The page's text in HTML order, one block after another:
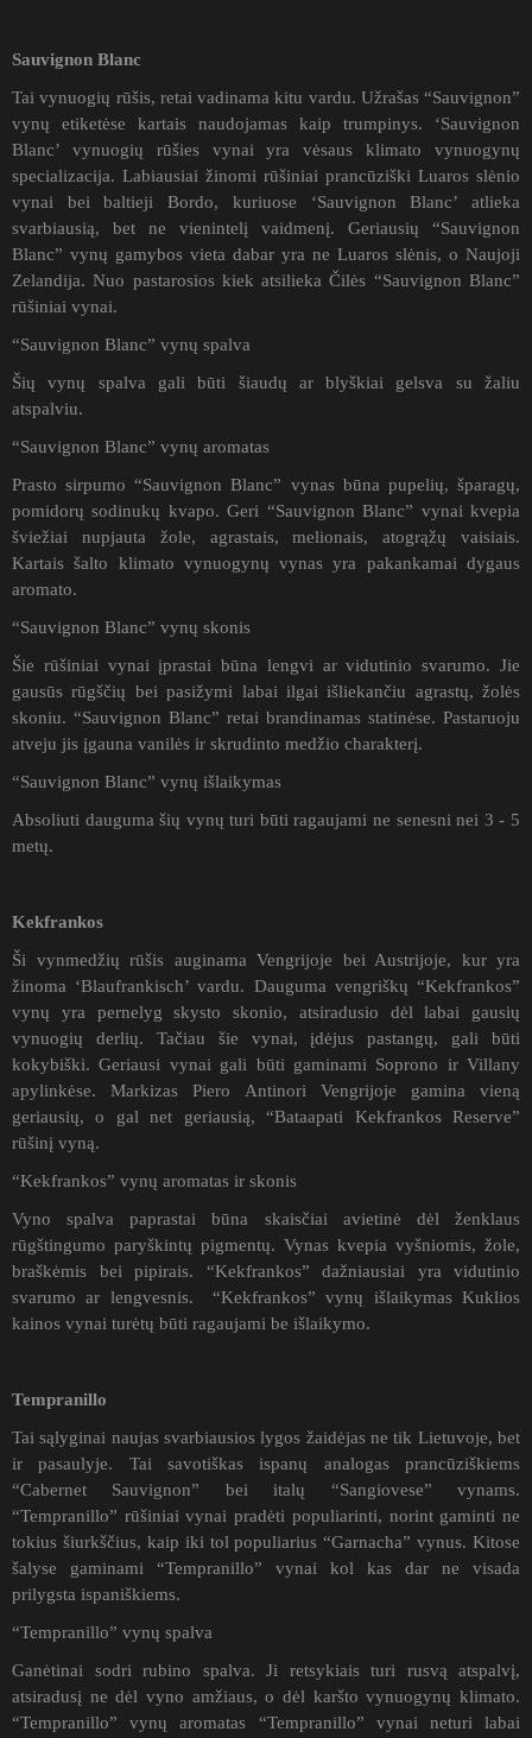
Sauvignon Blanc
Tai vynuogių rūšis, retai vadinama kitu vardu. Užrašas “Sauvignon”
vynų etiketėse kartais naudojamas kaip trumpinys. ‘Sauvignon
Blanc’ vynuogių rūšies vynai yra vėsaus klimato vynuogynų
specializacija. Labiausiai žinomi rūšiniai prancūziški Luaros slėnio
vynai bei baltieji Bordo, kuriuose ‘Sauvignon Blanc’ atlieka
svarbiausią, bet ne vienintelį vaidmenį. Geriausių “Sauvignon
Blanc” vynų gamybos vieta dabar yra ne Luaros slėnis, o Naujoji
Zelandija. Nuo pastarosios kiek atsilieka Čilės “Sauvignon Blanc”
rūšiniai vynai.
“Sauvignon Blanc” vynų spalva
Šių vynų spalva gali būti šiaudų ar blyškiai gelsva su žaliu
atspalviu.
“Sauvignon Blanc” vynų aromatas
Prasto sirpumo “Sauvignon Blanc” vynas būna pupelių, šparagų,
pomidorų sodinukų kvapo. Geri “Sauvignon Blanc” vynai kvepia
šviežiai nupjauta žole, agrastais, melionais, atogrąžų vaisiais.
Kartais šalto klimato vynuogynų vynas yra pakankamai dygaus
aromato.
“Sauvignon Blanc” vynų skonis
Šie rūšiniai vynai įprastai būna lengvi ar vidutinio svarumo. Jie
gausūs rūgščių bei pasižymi labai ilgai išliekančiu agrastų, žolės
skoniu. “Sauvignon Blanc” retai brandinamas statinėse. Pastaruoju
atveju jis įgauna vanilės ir skrudinto medžio charakterį.
“Sauvignon Blanc” vynų išlaikymas
Absoliuti dauguma šių vynų turi būti ragaujami ne senesni nei 3 - 5
metų.
Kekfrankos
Ši vynmedžių rūšis auginama Vengrijoje bei Austrijoje, kur yra
žinoma ‘Blaufrankisch’ vardu. Dauguma vengriškų “Kekfrankos”
vynų yra pernelyg skysto skonio, atsiradusio dėl labai gausių
vynuogių derlių. Tačiau šie vynai, įdėjus pastangų, gali būti
kokybiški. Geriausi vynai gali būti gaminami Soprono ir Villany
apylinkėse. Markizas Piero Antinori Vengrijoje gamina vieną
geriausių, o gal net geriausią, “Bataapati Kekfrankos Reserve”
rūšinį vyną.
“Kekfrankos” vynų aromatas ir skonis
Vyno spalva paprastai būna skaisčiai avietinė dėl ženklaus
rūgštingumo paryškintų pigmentų. Vynas kvepia vyšniomis, žole,
braškėmis bei pipirais. “Kekfrankos” dažniausiai yra vidutinio
svarumo ar lengvesnis. “Kekfrankos” vynų išlaikymas Kuklios
kainos vynai turėtų būti ragaujami be išlaikymo.
Tempranillo
Tai sąlyginai naujas svarbiausios lygos žaidėjas ne tik Lietuvoje, bet
ir pasaulyje. Tai savotiškas ispanų analogas prancūziškiems
“Cabernet Sauvignon” bei italų “Sangiovese” vynams.
“Tempranillo” rūšiniai vynai pradėti populiarinti, norint gaminti ne
tokius šiurkščius, kaip iki tol populiarius “Garnacha” vynus. Kitose
šalyse gaminami “Tempranillo” vynai kol kas dar ne visada
prilygsta ispaniškiems.
“Tempranillo” vynų spalva
Ganėtinai sodri rubino spalva. Ji retsykiais turi rusvą atspalvį,
atsiradusį ne dėl vyno amžiaus, o dėl karšto vynuogynų klimato.
“Tempranillo” vynų aromatas “Tempranillo” vynai neturi labai